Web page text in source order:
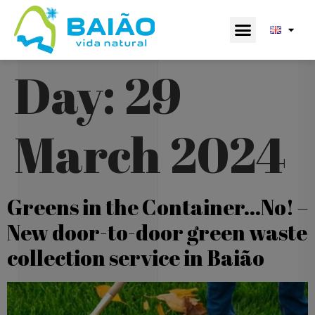
Day:29
March 2024
Greens in the Container…No! –
New door-to-door green waste
collection service in Baião